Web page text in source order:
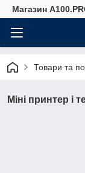
Магазин
Товари та
Міні принтер і